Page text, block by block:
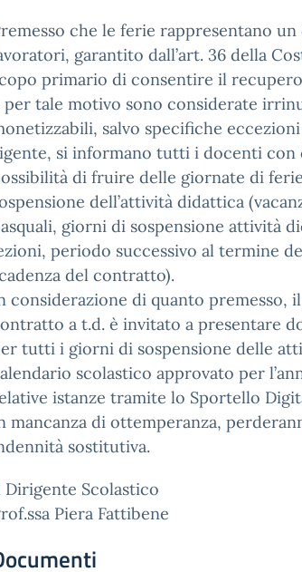
che le ferie rappresentano
garantito dall’art. 36 della
primario di consentire il
per tale motivo sono considerate
salvo specifiche
si informano tutti i docenti con
di fruire delle giornate di
dell’attività didattica
giorni di sospensione attività
periodo successivo al termine
del contratto).
considerazione di quanto premesso,
a t.d. è invitato a presentare
tutti i giorni di sospensione delle
scolastico approvato per
istanze tramite lo Sportello
mancanza di ottemperanza,
sostitutiva.
Dirigente Scolastico
Piera Fattibene